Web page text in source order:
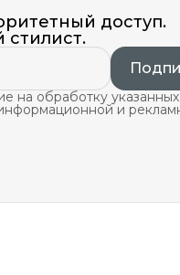
доступ.
на обработку указанных
и